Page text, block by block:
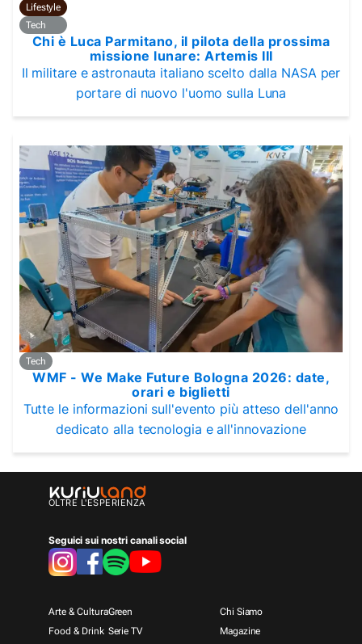
Lifestyle
Tech
Chi è Luca Parmitano, il pilota della prossima
missione lunare: Artemis III
Il militare e astronauta italiano scelto dalla NASA per
portare di nuovo l'uomo sulla Luna
Tech
WMF - We Make Future Bologna 2026: date,
orari e biglietti
Tutte le informazioni sull'evento più atteso dell'anno
dedicato alla tecnologia e all'innovazione
OLTRE L'ESPERIENZA
Seguici sui nostri canali social
Arte & Cultura
Food & Drink
Green
Serie TV
Chi Siamo
Magazine